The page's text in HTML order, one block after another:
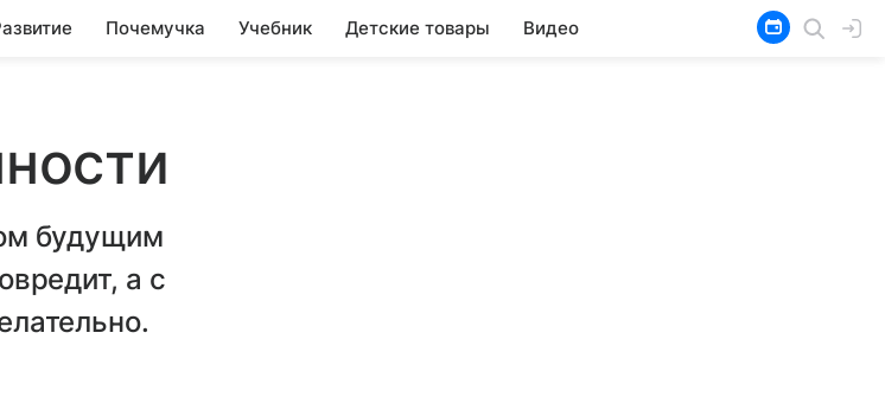
Почемучка Учебник Детские товары Видео
будущим
а с